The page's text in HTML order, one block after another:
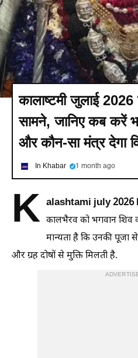
कालाष्टमी जुलाई
सामने, जानिए कब करें
और कौन-सा मंत्र देगा
In Khabar 1 month ago
K alashtami july 2026
कालभैरव को भगवान शिव
मान्यता है कि उनकी पूजा
और ग्रह दोषों से मुक्ति मिलती है.